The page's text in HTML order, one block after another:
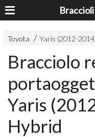
Toyota Yaris (2012-
Bracciolo
Yaris
Hybrid